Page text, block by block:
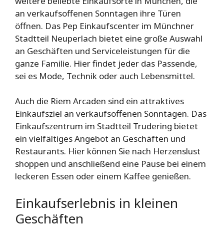
an verkaufsoffenen Sonntagen ihre Türen
öffnen. Das Pep Einkaufscenter im Münchner
Stadtteil Neuperlach bietet eine große Auswahl
an Geschäften und Serviceleistungen für die
ganze Familie. Hier findet jeder das Passende,
sei es Mode, Technik oder auch Lebensmittel.
Auch die Riem Arcaden sind ein attraktives
Einkaufsziel an verkaufsoffenen Sonntagen. Das
Einkaufszentrum im Stadtteil Trudering bietet
ein vielfältiges Angebot an Geschäften und
Restaurants. Hier können Sie nach Herzenslust
shoppen und anschließend eine Pause bei einem
leckeren Essen oder einem Kaffee genießen.
Einkaufserlebnis in kleinen
Geschäften